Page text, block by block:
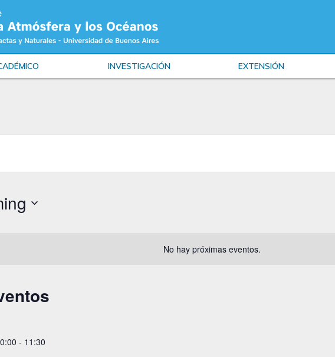
INVESTIGACIÓN EXTENSIÓN
No hay próximas eventos.
- 11:30